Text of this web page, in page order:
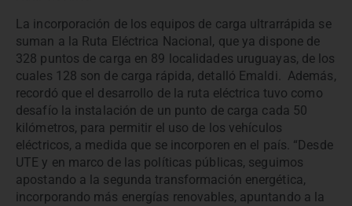
La incorporación de los equipos de carga ultrarrápida se
suman a la Ruta Eléctrica Nacional, que ya dispone de
328 puntos de carga en 89 localidades uruguayas, de los
cuales 128 son de carga rápida, detalló Emaldi. Además,
recordó que el desarrollo de la ruta eléctrica tuvo como
desafío la instalación de un punto de carga cada 50
kilómetros, para permitir el uso de los vehículos
eléctricos, a medida que se incorporen en el país. “Desde
UTE y en marco de las políticas públicas, seguimos
apostando a la segunda transformación energética,
incorporando más energías renovables, apuntando a la